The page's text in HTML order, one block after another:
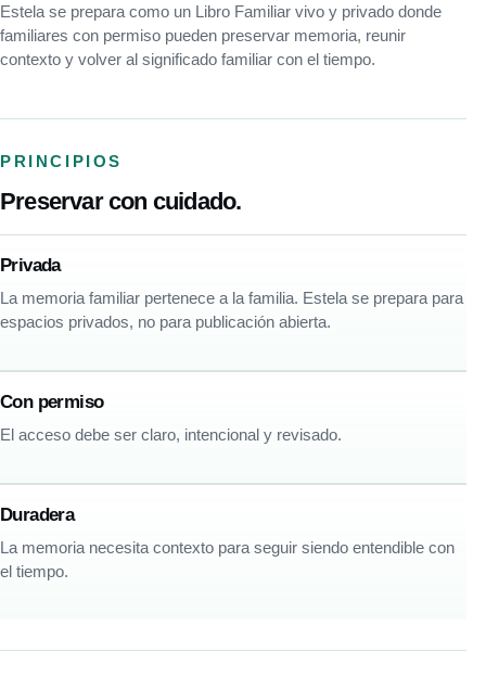
Estela se prepara como un Libro Familiar vivo y privado donde
familiares con permiso pueden preservar memoria, reunir
contexto y volver al significado familiar con el tiempo.
PRINCIPIOS
Preservar con cuidado.
Privada
La memoria familiar pertenece a la familia. Estela se prepara para
espacios privados, no para publicación abierta.
Con permiso
El acceso debe ser claro, intencional y revisado.
Duradera
La memoria necesita contexto para seguir siendo entendible con
el tiempo.